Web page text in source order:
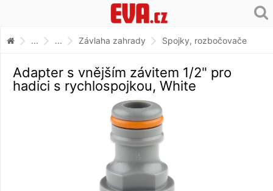
... ... Závlaha zahrady Spojky, rozbočovače
Adapter s vnějším závitem 1/2" pro
hadici s rychlospojkou, White